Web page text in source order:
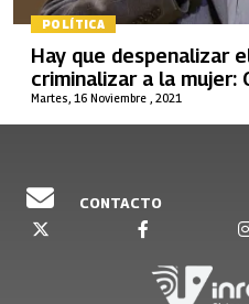
POLÍTICA
Martes, 16 Noviembre , 2021
Hay que despenalizar
criminalizar a la mujer:
CONTACTO